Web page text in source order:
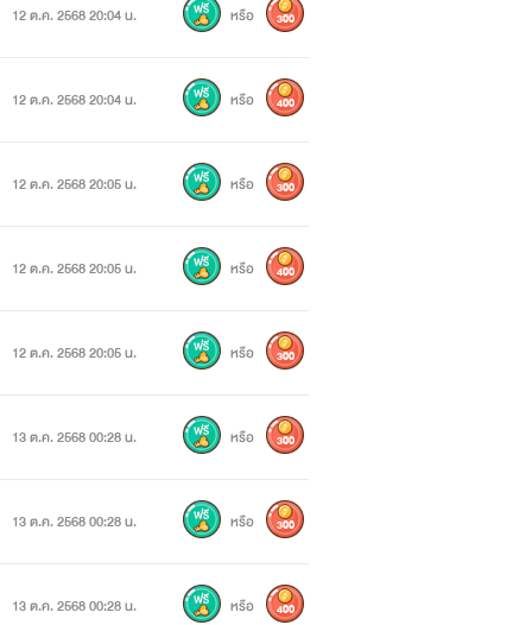
12 ต.ค. 2568 20:04 น. หรือ 300
12 ต.ค. 2568 20:04 น. หรือ 400
12 ต.ค. 2568 20:05 น. หรือ 300
12 ต.ค. 2568 20:05 น. หรือ 400
12 ต.ค. 2568 20:05 น. หรือ 300
13 ต.ค. 2568 00:28 น. หรือ 300
13 ต.ค. 2568 00:28 น. หรือ 300
13 ต.ค. 2568 00:28 น. หรือ 400